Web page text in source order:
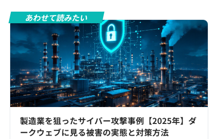
あわせて読みたい
製造業を狙ったサイバー攻撃事例【2025年】ダ
ークウェブに見る被害の実態と対策方法